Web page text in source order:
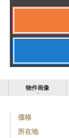
物件画像
価格
所在地